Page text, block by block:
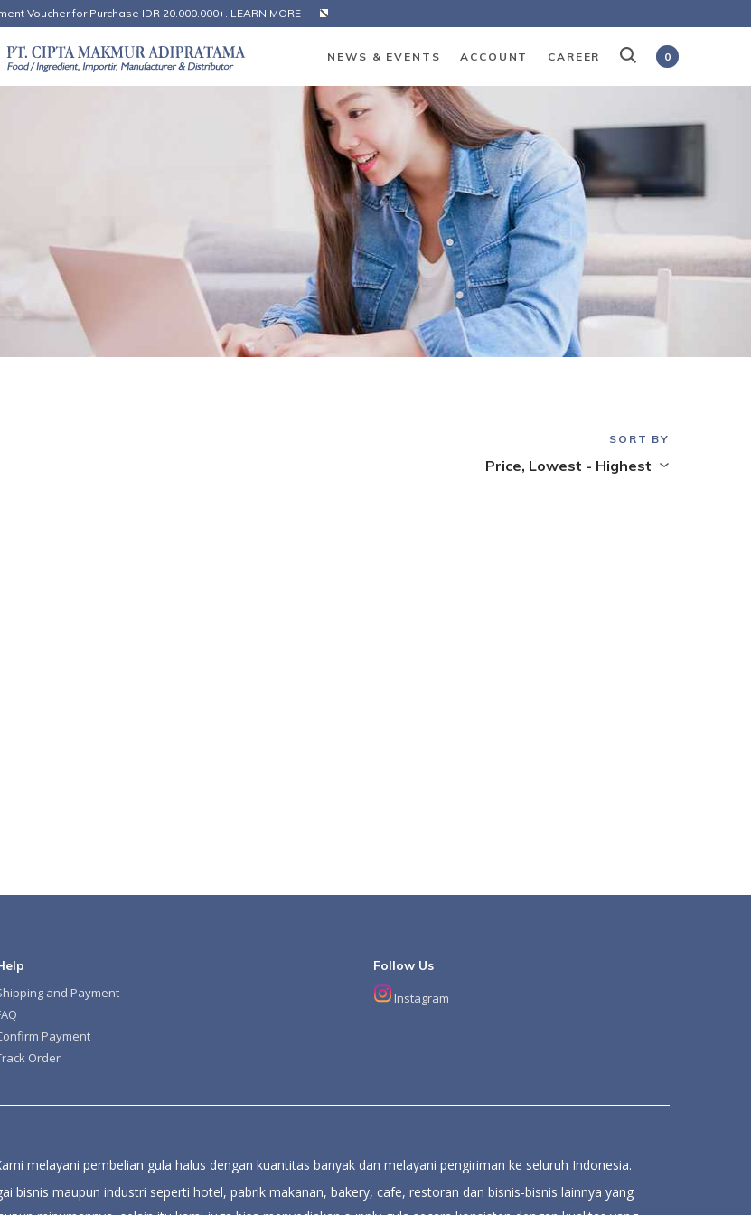
NEWS & EVENTS ACCOUNT CAREER 0
Voucher for Purchase IDR 20.000.000+. LEARN MORE
SORT BY
Price, Lowest - Highest
and Payment
Payment
Order
Follow Us
Instagram
melayani pembelian gula halus dengan kuantitas banyak dan melayani pengiriman ke seluruh Indonesia.
bisnis maupun industri seperti hotel, pabrik makanan, bakery, cafe, restoran dan bisnis-bisnis lainnya yang